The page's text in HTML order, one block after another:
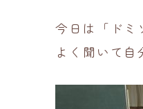
今日は「ドミ
よく聞いて自